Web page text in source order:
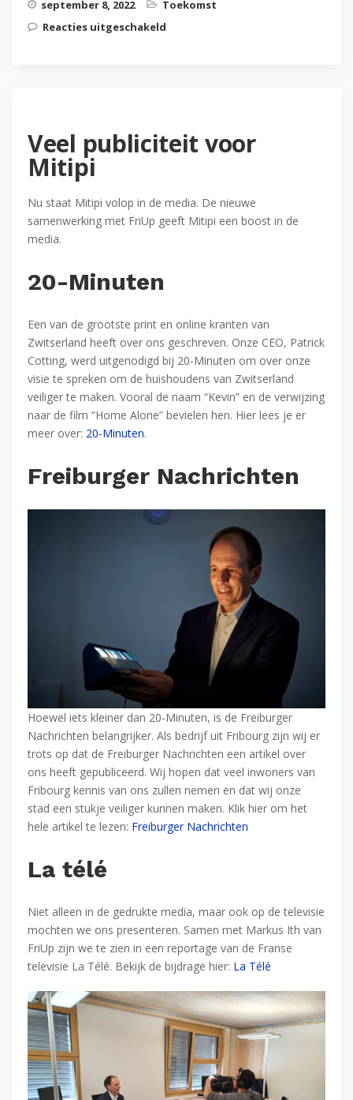
september 8, 2022
Toekomst
Reacties uitgeschakeld
Veel publiciteit voor
Mitipi
Nu staat Mitipi volop in de media. De nieuwe
samenwerking met FriUp geeft Mitipi een boost in de
media.
20-Minuten
Een van de grootste print en online kranten van
Zwitserland heeft over ons geschreven. Onze CEO, Patrick
Cotting, werd uitgenodigd bij 20-Minuten om over onze
visie te spreken om de huishoudens van Zwitserland
veiliger te maken. Vooral de naam “Kevin” en de verwijzing
naar de film “Home Alone” bevielen hen. Hier lees je er
meer over: 20-Minuten.
Freiburger Nachrichten
Hoewel iets kleiner dan 20-Minuten, is de Freiburger
Nachrichten belangrijker. Als bedrijf uit Fribourg zijn wij er
trots op dat de Freiburger Nachrichten een artikel over
ons heeft gepubliceerd. Wij hopen dat veel inwoners van
Fribourg kennis van ons zullen nemen en dat wij onze
stad een stukje veiliger kunnen maken. Klik hier om het
hele artikel te lezen: Freiburger Nachrichten
La télé
Niet alleen in de gedrukte media, maar ook op de televisie
mochten we ons presenteren. Samen met Markus Ith van
FriUp zijn we te zien in een reportage van de Franse
televisie La Télé. Bekijk de bijdrage hier: La Télé